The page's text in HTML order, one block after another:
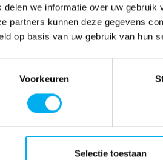
we informatie over uw
partners kunnen deze gegevens
op basis van uw gebruik van hun
Voorkeuren
Selectie toestaan